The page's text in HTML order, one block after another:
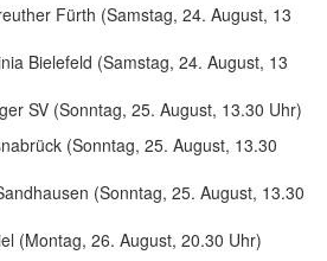
Fürth (Samstag, 24. August, 13
Bielefeld (Samstag, 24. August, 13
SV (Sonntag, 25. August, 13.30 Uhr)
(Sonntag, 25. August, 13.30
(Sonntag, 25. August, 13.30
(Montag, 26. August, 20.30 Uhr)